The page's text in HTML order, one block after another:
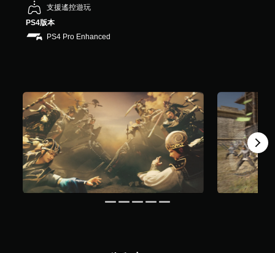
共
1
.
6
支援遙控遊玩
PS4版本
PS4 Pro Enhanced